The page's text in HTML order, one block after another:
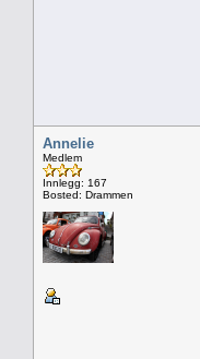
Annelie
Medlem
Innlegg: 167
Bosted: Drammen